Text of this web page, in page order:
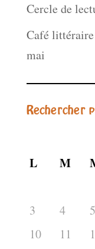
Cercle de
Café
mai
Rechercher
L M
3
4 5
10 11